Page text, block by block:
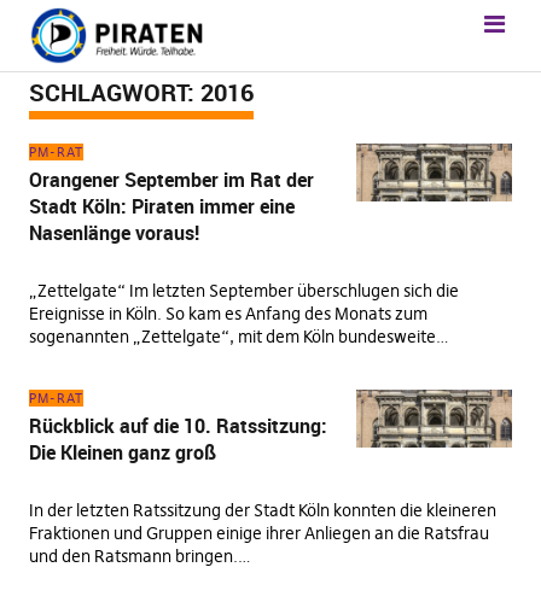
SCHLAGWORT: 2016
PM-RAT
Orangener September im Rat der
Stadt Köln: Piraten immer eine
Nasenlänge voraus!
„Zettelgate“ Im letzten September überschlugen sich die
Ereignisse in Köln. So kam es Anfang des Monats zum
sogenannten „Zettelgate“, mit dem Köln bundesweite…
PM-RAT
Rückblick auf die 10. Ratssitzung:
Die Kleinen ganz groß
In der letzten Ratssitzung der Stadt Köln konnten die kleineren
Fraktionen und Gruppen einige ihrer Anliegen an die Ratsfrau
und den Ratsmann bringen.…